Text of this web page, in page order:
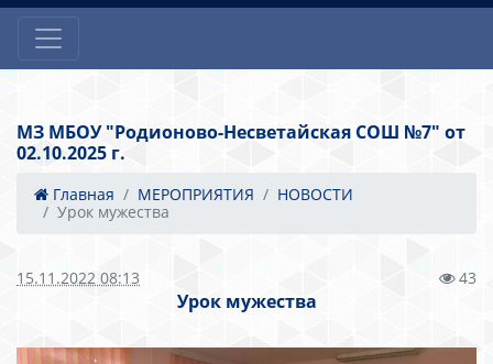
МЗ МБОУ "Родионово-Несветайская СОШ №7" от
02.10.2025 г.
Главная МЕРОПРИЯТИЯ
НОВОСТИ
Урок мужества
15.11.2022 08:13 43
Урок мужества